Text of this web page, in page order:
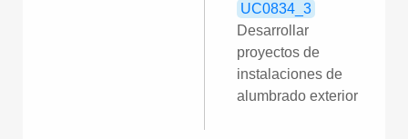
UC0834_3
Desarrollar
proyectos de
instalaciones de
alumbrado exterior